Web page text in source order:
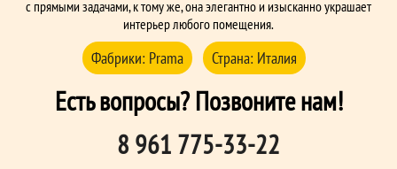
с прямыми задачами, к тому же, она элегантно и изысканно украшает
интерьер любого помещения.
Фабрики: Prama Страна: Италия
Есть вопросы? Позвоните нам!
8 961 775-33-22